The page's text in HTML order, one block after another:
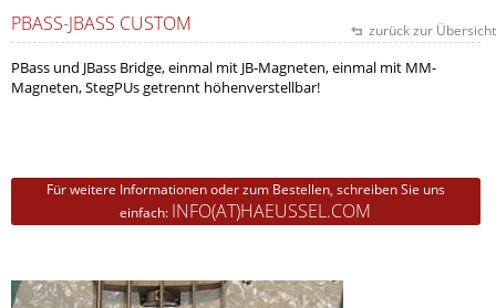
PBASS-JBASS CUSTOM zurück zur Übersicht
PBass und JBass Bridge, einmal mit JB-Magneten, einmal mit MM-
Magneten, StegPUs getrennt höhenverstellbar!
Für weitere Informationen oder zum Bestellen, schreiben Sie uns
einfach: INFO(AT)HAEUSSEL.COM